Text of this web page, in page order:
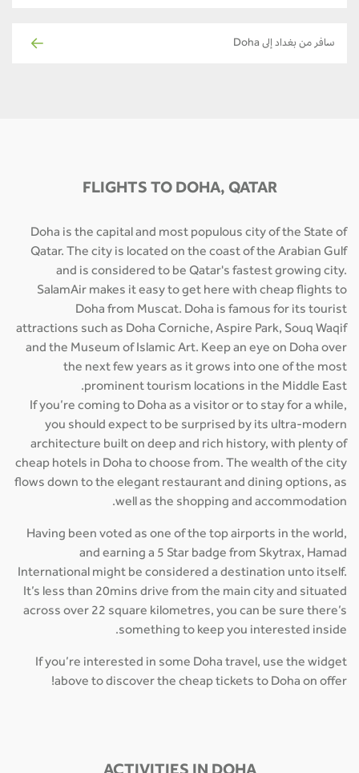
سافر من بغداد إلى Doha
FLIGHTS TO DOHA, QATAR
Doha is the capital and most populous city of the State of
Qatar. The city is located on the coast of the Arabian Gulf
and is considered to be Qatar's fastest growing city.
SalamAir makes it easy to get here with cheap flights to
Doha from Muscat. Doha is famous for its tourist
attractions such as Doha Corniche, Aspire Park, Souq Waqif
and the Museum of Islamic Art. Keep an eye on Doha over
the next few years as it grows into one of the most
prominent tourism locations in the Middle East.
If you’re coming to Doha as a visitor or to stay for a while,
you should expect to be surprised by its ultra-modern
architecture built on deep and rich history, with plenty of
cheap hotels in Doha to choose from. The wealth of the city
flows down to the elegant restaurant and dining options, as
well as the shopping and accommodation.
Having been voted as one of the top airports in the world,
and earning a 5 Star badge from Skytrax, Hamad
International might be considered a destination unto itself.
It’s less than 20mins drive from the main city and situated
across over 22 square kilometres, you can be sure there’s
something to keep you interested inside.
If you’re interested in some Doha travel, use the widget
above to discover the cheap tickets to Doha on offer!